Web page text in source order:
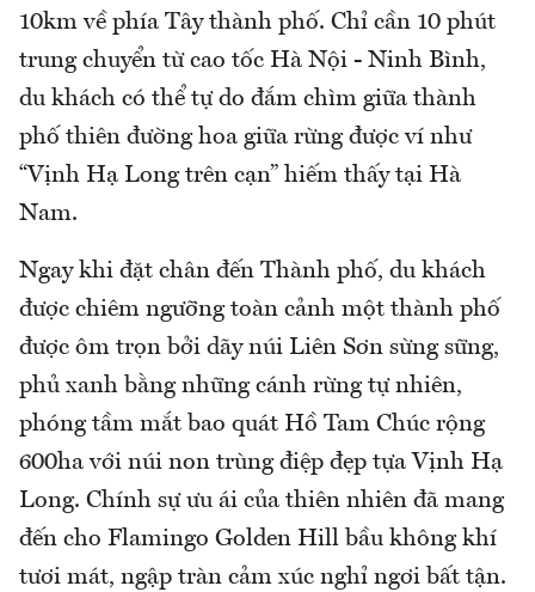
10km về phía Tây thành phố. Chỉ cần 10 phút
trung chuyển từ cao tốc Hà Nội - Ninh Bình,
du khách có thể tự do đắm chìm giữa thành
phố thiên đường hoa giữa rừng được ví như
“Vịnh Hạ Long trên cạn” hiếm thấy tại Hà
Nam.
Ngay khi đặt chân đến Thành phố, du khách
được chiêm ngưỡng toàn cảnh một thành phố
được ôm trọn bởi dãy núi Liên Sơn sừng sững,
phủ xanh bằng những cánh rừng tự nhiên,
phóng tầm mắt bao quát Hồ Tam Chúc rộng
600ha với núi non trùng điệp đẹp tựa Vịnh Hạ
Long. Chính sự ưu ái của thiên nhiên đã mang
đến cho Flamingo Golden Hill bầu không khí
tươi mát, ngập tràn cảm xúc nghỉ ngơi bất tận.